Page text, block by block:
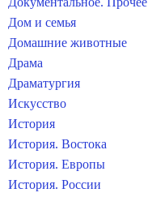
Дом и семья
Домашние животные
Драма
Драматургия
Искусство
История
История. Востока
История. Европы
История. России